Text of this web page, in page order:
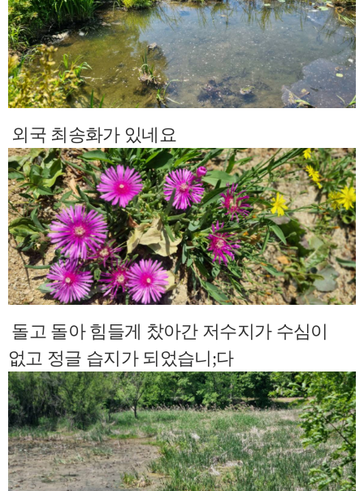
외국 최송화가 있네요
돌고 돌아 힘들게 찼아간 저수지가 수심이
없고 정글 습지가 되었습니;다